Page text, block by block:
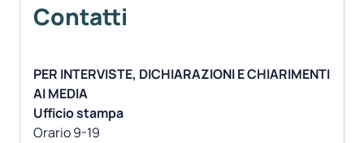
Contatti
PER INTERVISTE, DICHIARAZIONI E CHIARIMENTI
AI MEDIA
Ufficio stampa
Orario 9-19